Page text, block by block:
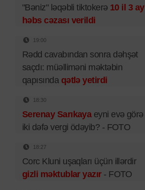
"Bəniz" ləqəbli tiktokerə 10 il 3 ay
həbs cəzası verildi
19:00
Rədd cavabından sonra dəhşət
saçdı: müəlliməni məktəbin
qapısında qətlə yetirdi
18:30
Serenay Sarıkayaeyni evə görə
iki dəfə vergi ödəyib? - FOTO
18:27
Corc Kluni uşaqları üçün illərdir
gizli məktublar yazır- FOTO